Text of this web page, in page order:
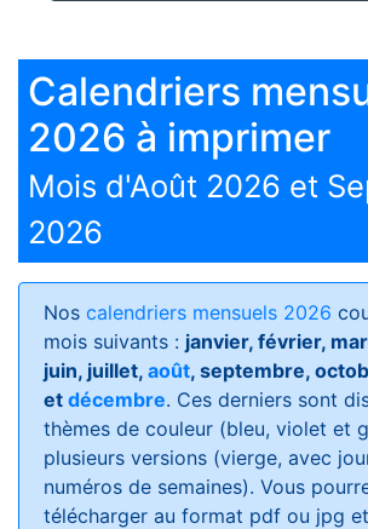
Calendriers
2026 à imprimer
Mois d'Août 2026 et
2026
Nos calendriers mensuels 2026
mois suivants : janvier, février,
juin, juillet, août, septembre,
et décembre. Ces derniers sont
thèmes de couleur (bleu, violet et
plusieurs versions (vierge, avec
numéros de semaines). Vous
télécharger au format pdf ou jpg